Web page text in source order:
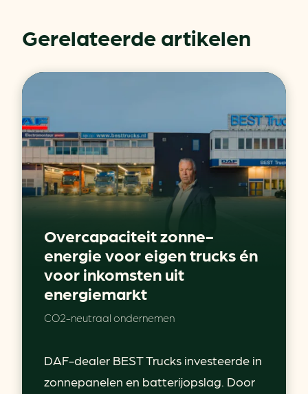
Gerelateerde artikelen
Overcapaciteit zonne-
energie voor eigen trucks én
voor inkomsten uit
energiemarkt
CO2-neutraal ondernemen
DAF-dealer BEST Trucks investeerde in
zonnepanelen en batterijopslag. Door